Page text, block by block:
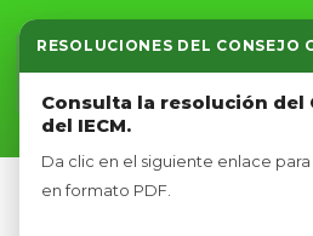
RESOLUCIONES DEL CONSEJO
Consulta la resolución del
del IECM.
Da clic en el siguiente enlace
en formato PDF.
Inicio
Nosotros
Afíliate